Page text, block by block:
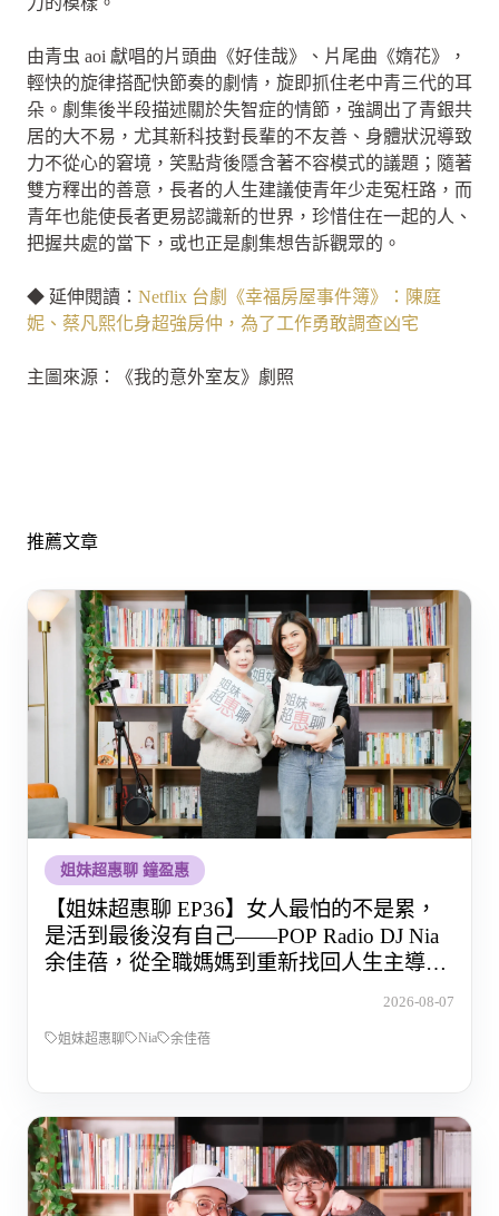
由青虫 aoi 獻唱的片頭曲《好佳哉》、片尾曲《媠花》，
輕快的旋律搭配快節奏的劇情，旋即抓住老中青三代的耳
朵。劇集後半段描述關於失智症的情節，強調出了青銀共
居的大不易，尤其新科技對長輩的不友善、身體狀況導致
力不從心的窘境，笑點背後隱含著不容模式的議題；隨著
雙方釋出的善意，長者的人生建議使青年少走冤枉路，而
青年也能使長者更易認識新的世界，珍惜住在一起的人、
把握共處的當下，或也正是劇集想告訴觀眾的。
◆ 延伸閱讀： Netflix 台劇《幸福房屋事件簿》：陳庭
妮、蔡凡熙化身超強房仲，為了工作勇敢調查凶宅
主圖來源：《我的意外室友》劇照
推薦文章
姐妹超惠聊 鐘盈惠
【姐妹超惠聊 EP36】女人最怕的不是累，
是活到最後沒有自己——POP Radio DJ Nia
余佳蓓，從全職媽媽到重新找回人生主導權
2026-08-07
姐妹超惠聊 Nia 余佳蓓